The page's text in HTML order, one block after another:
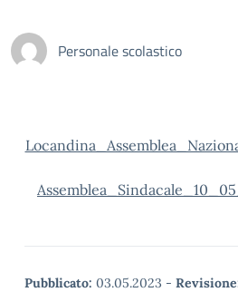
Personale scolastico
Pubblicato: 03.05.2023 -